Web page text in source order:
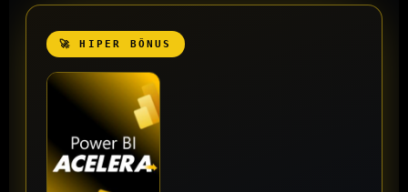
🚀 HIPER BÔNUS